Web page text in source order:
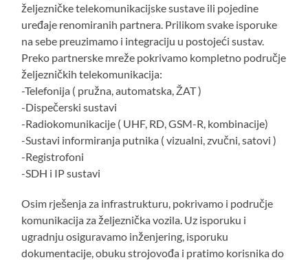
željezničke telekomunikacijske sustave ili pojedine
uređaje renomiranih partnera. Prilikom svake isporuke
na sebe preuzimamo i integraciju u postojeći sustav.
Preko partnerske mreže pokrivamo kompletno područje
željezničkih telekomunikacija:
-Telefonija ( pružna, automatska, ŽAT )
-Dispečerski sustavi
-Radiokomunikacije ( UHF, RD, GSM-R, kombinacije)
-Sustavi informiranja putnika ( vizualni, zvučni, satovi )
-Registrofoni
-SDH i IP sustavi
Osim rješenja za infrastrukturu, pokrivamo i područje
komunikacija za željeznička vozila. Uz isporuku i
ugradnju osiguravamo inženjering, isporuku
dokumentacije, obuku strojovođa i pratimo korisnika do